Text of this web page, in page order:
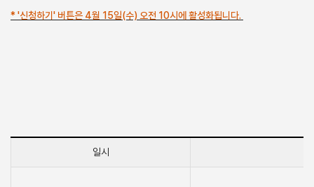
* '신청하기' 버튼은 4월 15일(수) 오전 10시에 활성화됩니다.
일시